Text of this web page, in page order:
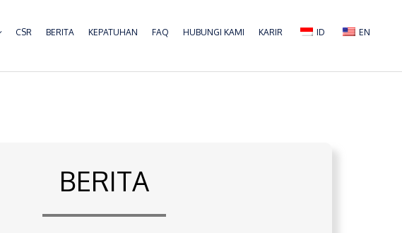
CSR BERITA KEPATUHAN FAQ HUBUNGI KAMI KARIR ID EN
BERITA